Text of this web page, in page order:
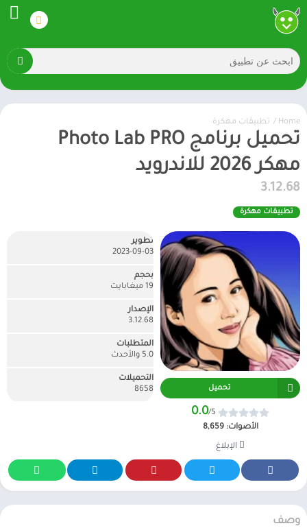
Home
/ تطبيقات مهكرة
تحميل برنامج Photo Lab PRO
مهكر 2026 للاندرويد
3.12.68
تطبيقات مهكرة
تحميل
0.0/5
الأصوات:8,659
الإبلاغ
تطوير
2023-09-03
بحجم
19 ميغابايت
الإصدار
3.12.68
المتطلبات
5.0 والأحدث
التحميلات
8658
وصف